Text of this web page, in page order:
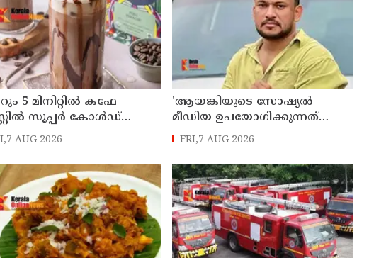
5 മിനിറ്റിൽ കഫേ
സൂപ്പർ കോൾഡ്
AUG 2026
'ആയങ്കിയുടെ സോഷ്യൽ
മീഡിയ ഉപയോഗിക്കുന്നത്
മറ്റൊരാൾ? 'അർജുൻ
ആയങ്കിയെ പൂട്ടാനൊരുങ്ങി
പൊലീസ്'; കൊച്ചിയിൽ വ്യാപക
പരിശോധന
FRI,7 AUG 2026